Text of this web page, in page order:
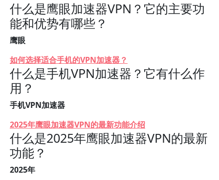
什么是鹰眼加速器VPN？它的主要功
能和优势有哪些？
鹰眼
如何选择适合手机的VPN加速器？
什么是手机VPN加速器？它有什么作
用？
手机VPN加速器
2025年鹰眼加速器VPN的最新功能介绍
什么是2025年鹰眼加速器VPN的最新
功能？
2025年